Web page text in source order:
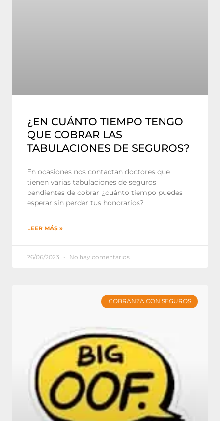
¿EN CUÁNTO TIEMPO TENGO
QUE COBRAR LAS
TABULACIONES DE SEGUROS?
En ocasiones nos contactan doctores que
tienen varias tabulaciones de seguros
pendientes de cobrar ¿cuánto tiempo puedes
esperar sin perder tus honorarios?
LEER MÁS »
26/06/2023 No hay comentarios
COBRANZA CON SEGUROS